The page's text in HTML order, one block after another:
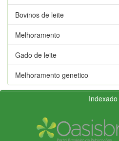
Bovinos de leite
Melhoramento
Gado de leite
Melhoramento genetico